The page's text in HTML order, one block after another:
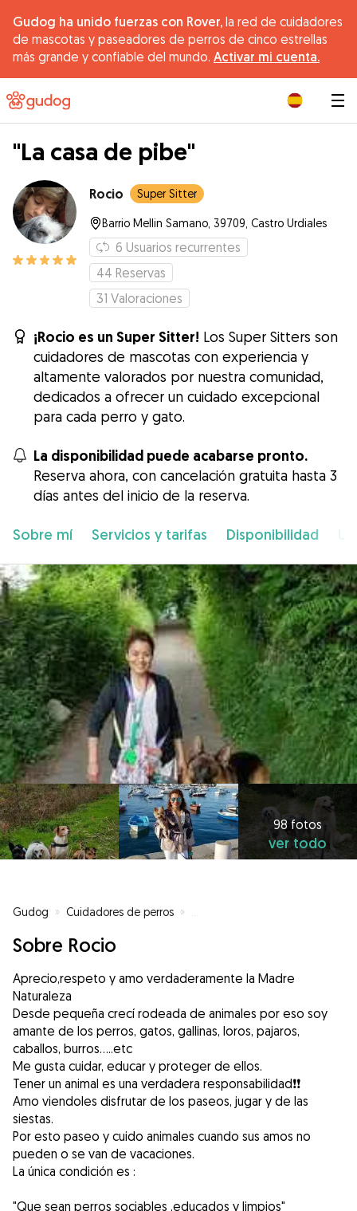
Gudog ha unido fuerzas con Rover, la red de cuidadores
de mascotas y paseadores de perros de cinco estrellas
más grande y confiable del mundo. Activar mi cuenta.
"La casa de pibe"
Rocio Super Sitter
Barrio Mellin Samano, 39709, Castro Urdiales
6 Usuarios recurrentes
44 Reservas
31 Valoraciones
¡Rocio es un Super Sitter! Los Super Sitters son
cuidadores de mascotas con experiencia y
altamente valorados por nuestra comunidad,
dedicados a ofrecer un cuidado excepcional
para cada perro y gato.
La disponibilidad puede acabarse pronto.
Reserva ahora, con cancelación gratuita hasta 3
días antes del inicio de la reserva.
Sobre mí Servicios y tarifas Disponibilidad
98 fotos
ver todo
Gudog » Cuidadores de perros »
Sobre Rocio
Aprecio,respeto y amo verdaderamente la Madre
Naturaleza
Desde pequeña crecí rodeada de animales por eso soy
amante de los perros, gatos, gallinas, loros, pajaros,
caballos, burros.....etc
Me gusta cuidar, educar y proteger de ellos.
Tener un animal es una verdadera responsabilidad❗❗
Amo viendoles disfrutar de los paseos, jugar y de las
siestas.
Por esto paseo y cuido animales cuando sus amos no
pueden o se van de vacaciones.
La única condición es :
"Que sean perros sociables ,educados y limpios"